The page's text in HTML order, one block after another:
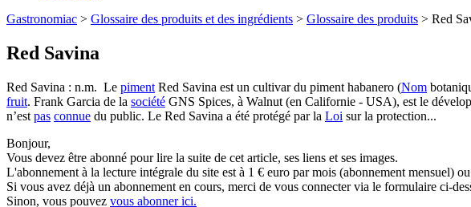
Gastronomiac > Glossaire des produits et des ingrédients > Glossaire des produits > Red
Red Savina
Red Savina : n.m. Le piment Red Savina est un cultivar du piment habanero (Nom
fruit. Frank Garcia de la société GNS Spices, à Walnut (en Californie - USA), est le
n’est pas connue du public. Le Red Savina a été protégé par la Loi sur la protection...
Bonjour,
Vous devez être abonné pour lire la suite de cet article, ses liens et ses images.
L'abonnement à la lecture intégrale du site est à 1 € euro par mois (abonnement mensuel)
Si vous avez déjà un abonnement en cours, merci de vous connecter via le formulaire ci-
Sinon, vous pouvez vous abonner ici.